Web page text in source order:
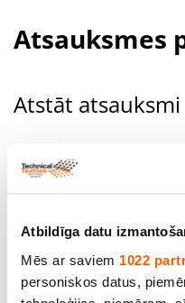
Atbildīga datu
Mēs ar saviem 1022
personiskos datus,
Atsauksmes
Atstāt atsauksmi
Jūsu vārds
Jūsu atsauksmes